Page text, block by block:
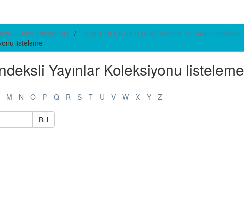
Repository Araştırma Çıktıları (WOS-Scopus-TR-Dizin-PubMed)
listeleme
Yayınlar Koleksiyonu listeleme
M N O P Q R S T U V W X Y Z
Bul